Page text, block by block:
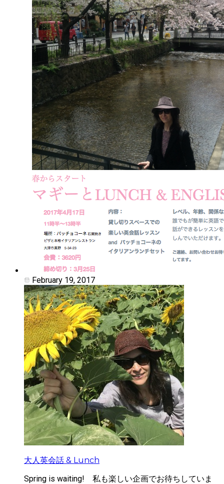
February 19, 2017
大人英会話 & Lunch
Spring is waiting! 私も楽しい企画でお待ちしていま